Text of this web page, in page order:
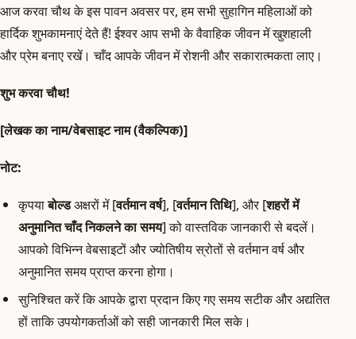
आज करवा चौथ के इस पावन अवसर पर, हम सभी सुहागिन महिलाओं को
हार्दिक शुभकामनाएं देते हैं! ईश्वर आप सभी के वैवाहिक जीवन में खुशहाली
और प्रेम बनाए रखें। चाँद आपके जीवन में रोशनी और सकारात्मकता लाए।
शुभ करवा चौथ!
[लेखक का नाम/वेबसाइट नाम (वैकल्पिक)]
नोट:
कृपयाबोल्डअक्षरों में [वर्तमान वर्ष], [वर्तमान तिथि], और [शहरों में
अनुमानित चाँद निकलने का समय] को वास्तविक जानकारी से बदलें।
आपको विभिन्न वेबसाइटों और ज्योतिषीय स्रोतों से वर्तमान वर्ष और
अनुमानित समय प्राप्त करना होगा।
सुनिश्चित करें कि आपके द्वारा प्रदान किए गए समय सटीक और अद्यतित
हों ताकि उपयोगकर्ताओं को सही जानकारी मिल सके।